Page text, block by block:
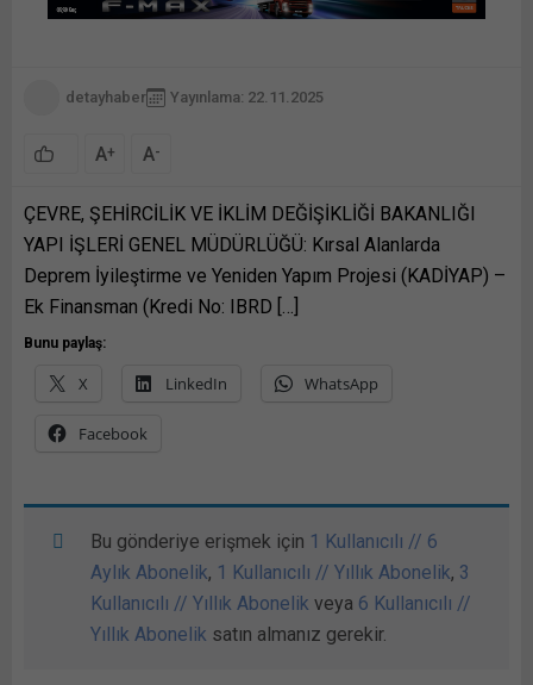
detayhaber Yayınlama: 22.11.2025
A+ A-
ÇEVRE, ŞEHİRCİLİK VE İKLİM DEĞİŞİKLİĞİ BAKANLIĞI
YAPI İŞLERİ GENEL MÜDÜRLÜĞÜ: Kırsal Alanlarda
Deprem İyileştirme ve Yeniden Yapım Projesi (KADİYAP) –
Ek Finansman (Kredi No: IBRD […]
Bunu paylaş:
X LinkedIn WhatsApp
Facebook
Bu gönderiye erişmek için 1 Kullanıcılı // 6
Aylık Abonelik, 1 Kullanıcılı // Yıllık Abonelik, 3
Kullanıcılı // Yıllık Abonelik veya 6 Kullanıcılı //
Yıllık Abonelik satın almanız gerekir.